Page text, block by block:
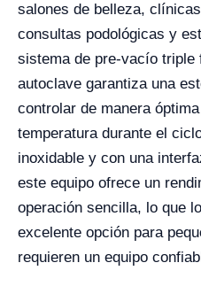
salones de belleza,
consultas podológicas y
sistema de pre-vacío triple
autoclave garantiza una
controlar de manera
temperatura durante el
inoxidable y con una
este equipo ofrece un
operación sencilla, lo que
excelente opción para
requieren un equipo